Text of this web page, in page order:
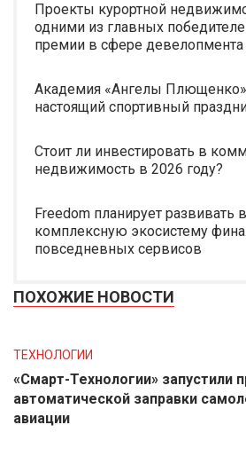
Проекты курортной
одними из главных
премии в сфере девелопмента
Академия «Ангелы
настоящий спортивный
Стоит ли инвестировать в
недвижимость в 2026 году?
Freedom планирует развивать
комплексную экосистему
повседневных сервисов
ПОХОЖИЕ НОВОСТИ
ТЕХНОЛОГИИ
«Смарт-Технологии» запустили
автоматической заправки
авиации